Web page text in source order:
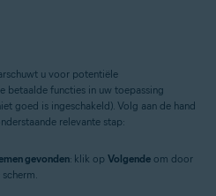
u voor potentiële
betaalde functies in uw toepassing
goed is ingeschakeld). Volg aan de hand
relevante stap:
gevonden: klik op Volgende om door